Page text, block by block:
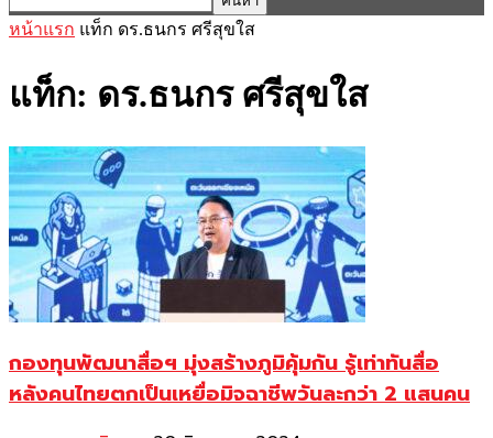
หน้าแรก แท็ก ดร.ธนกร ศรีสุขใส
แท็ก: ดร.ธนกร ศรีสุขใส
กองทุนพัฒนาสื่อฯ มุ่งสร้างภูมิคุ้มกัน รู้เท่าทันสื่อ
หลังคนไทยตกเป็นเหยื่อมิจฉาชีพวันละกว่า 2 แสนคน